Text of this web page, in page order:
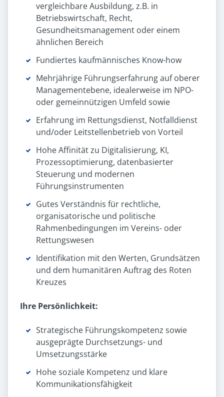
vergleichbare Ausbildung, z.B. in
Betriebswirtschaft, Recht,
Gesundheitsmanagement oder einem
ähnlichen Bereich
Fundiertes kaufmännisches Know-how
Mehrjährige Führungserfahrung auf oberer
Managementebene, idealerweise im NPO-
oder gemeinnützigen Umfeld sowie
Erfahrung im Rettungsdienst, Notfalldienst
und/oder Leitstellenbetrieb von Vorteil
Hohe Affinität zu Digitalisierung, KI,
Prozessoptimierung, datenbasierter
Steuerung und modernen
Führungsinstrumenten
Gutes Verständnis für rechtliche,
organisatorische und politische
Rahmenbedingungen im Vereins- oder
Rettungswesen
Identifikation mit den Werten, Grundsätzen
und dem humanitären Auftrag des Roten
Kreuzes
Ihre Persönlichkeit:
Strategische Führungskompetenz sowie
ausgeprägte Durchsetzungs- und
Umsetzungsstärke
Hohe soziale Kompetenz und klare
Kommunikationsfähigkeit